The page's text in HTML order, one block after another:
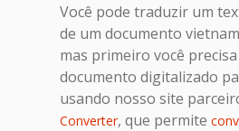
Você pode traduzir um
de um documento
mas primeiro você
documento digitalizado
usando nosso site
Converter, que permite